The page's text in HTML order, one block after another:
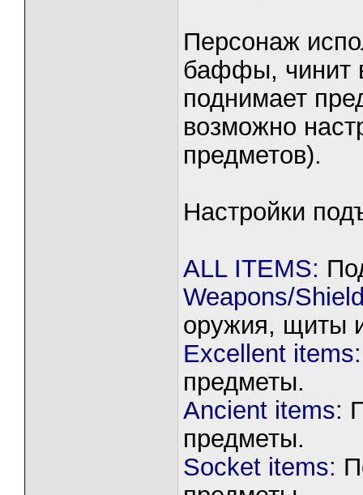
Персонаж
баффы, чинит
поднимает
возможно
предметов).
Настройки
ALL ITEMS:
Weapons/
оружия, щиты
Excellent items:
предметы.
Ancient items:
предметы.
Socket items: